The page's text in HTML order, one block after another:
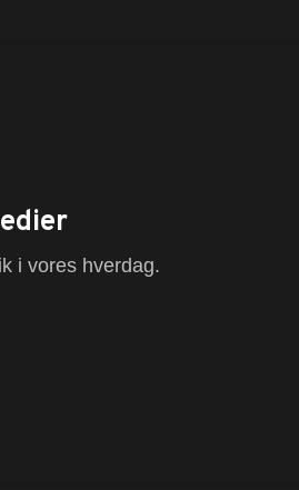
i vores hverdag.